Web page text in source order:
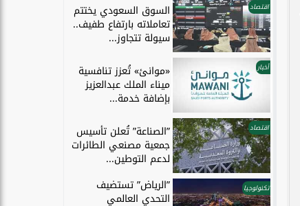
اقتصاد السوق السعودي يختتم
تعاملاته بارتفاع طفيف..
سيولة تتجاوز...
أخبار «موانئ» تُعزز تنافسية
ميناء الملك عبدالعزيز
بإضافة خدمة...
اقتصاد ”الصناعة” تُعلن تأسيس
جمعية مصنعي الطائرات
لدعم التوطين...
تكنولوجيا ”الرياض” تستضيف
التحدي العالمي